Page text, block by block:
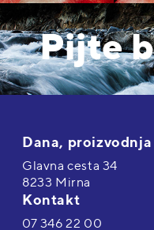
Pijte
Dana,
Glavna cesta 34
8233 Mirna
Kontakt
07 346 22 00